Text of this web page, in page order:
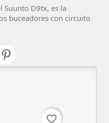
Suunto D9tx, es la
buceadores con circuito
favorite_border